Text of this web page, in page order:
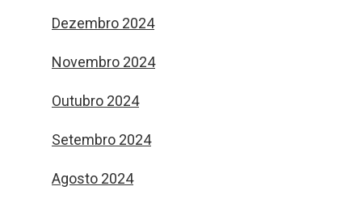
Dezembro 2024
Novembro 2024
Outubro 2024
Setembro 2024
Agosto 2024